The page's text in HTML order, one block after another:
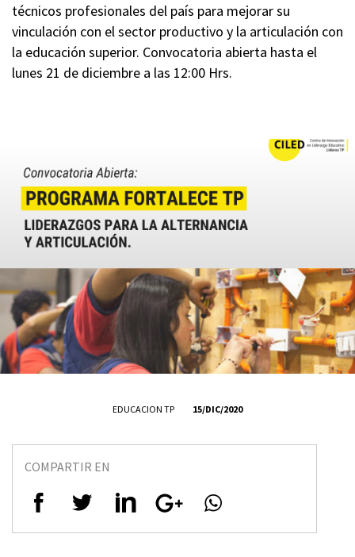
técnicos profesionales del país para mejorar su
vinculación con el sector productivo y la articulación con
la educación superior. Convocatoria abierta hasta el
lunes 21 de diciembre a las 12:00 Hrs.
EDUCACION TP 15/DIC/2020
COMPARTIR EN